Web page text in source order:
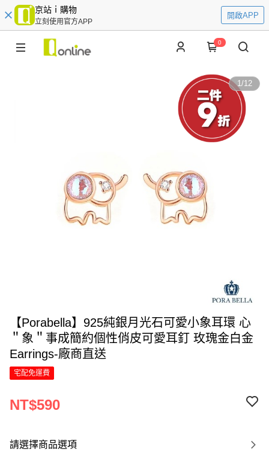
京站ｉ購物
立刻使用官方APP
開啟APP
0
1/12
【Porabella】925純銀月光石可愛小象耳環 心
＂象＂事成簡約個性俏皮可愛耳釘 玫瑰金白金
Earrings-廠商直送
宅配免運費
NT$590
請選擇商品選項